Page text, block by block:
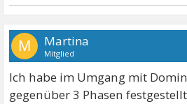
M Martina
Mitglied
Ich habe im Umgang mit
gegenüber 3 Phasen